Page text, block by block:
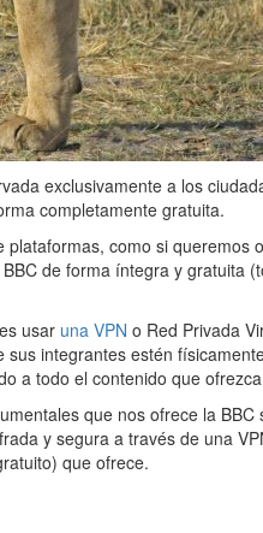
exclusivamente a los
completamente gratuita.
como si
de forma íntegra y
usar una VPN o Red Privada
integrantes estén
a todo el contenido que
que nos ofrece la
y segura a través de una
que ofrece.